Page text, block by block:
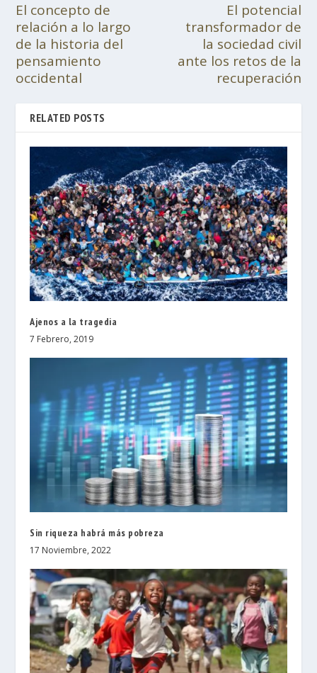
El concepto de
relación a lo largo
de la historia del
pensamiento
occidental
El potencial
transformador de
la sociedad civil
ante los retos de la
recuperación
RELATED POSTS
Ajenos a la tragedia
7 Febrero, 2019
Sin riqueza habrá más pobreza
17 Noviembre, 2022